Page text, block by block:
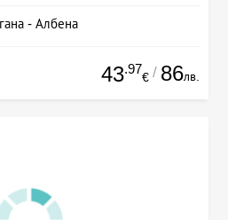
- Албена
43.97
€ / 86лв.